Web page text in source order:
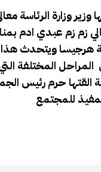
وزارة
زم زم عبدي ادم
هرجيسا ويتحدث هذا
المختلفة
حرم رئيس